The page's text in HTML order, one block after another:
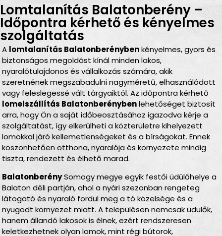
Lomtalanítás Balatonberény –
Időpontra kérhető és kényelmes
szolgáltatás
A lomtalanítás Balatonberénybenkényelmes, gyors és
biztonságos megoldást kínál minden lakos,
nyaralótulajdonos és vállalkozás számára, akik
szeretnének megszabadulni nagyméretű, elhasználódott
vagy feleslegessé vált tárgyaiktól. Az időpontra kérhető
lomelszállítás Balatonberénybenlehetőséget biztosít
arra, hogy Ön a saját időbeosztásához igazodva kérje a
szolgáltatást, így elkerülheti a közterületre kihelyezett
lomokkal járó kellemetlenségeket és a bírságokat. Ennek
köszönhetően otthona, nyaralója és környezete mindig
tiszta, rendezett és élhető marad.
BalatonberénySomogy megye egyik festői üdülőhelye a
Balaton déli partján, ahol a nyári szezonban rengeteg
látogató és nyaraló fordul meg a tó közelsége és a
nyugodt környezet miatt. A településen nemcsak üdülők,
hanem állandó lakosok is élnek, ezért rendszeresen
keletkezhetnek olyan lomok, mint régi bútorok,